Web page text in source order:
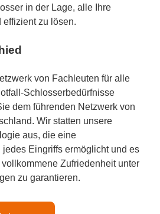
in der Lage, alle Ihre
effizient zu lösen.
von Fachleuten für alle
Schlosserbedürfnisse
dem führenden Netzwerk von
Wir statten unsere
aus, die eine
Eingriffs ermöglicht und es
Zufriedenheit unter
zu garantieren.